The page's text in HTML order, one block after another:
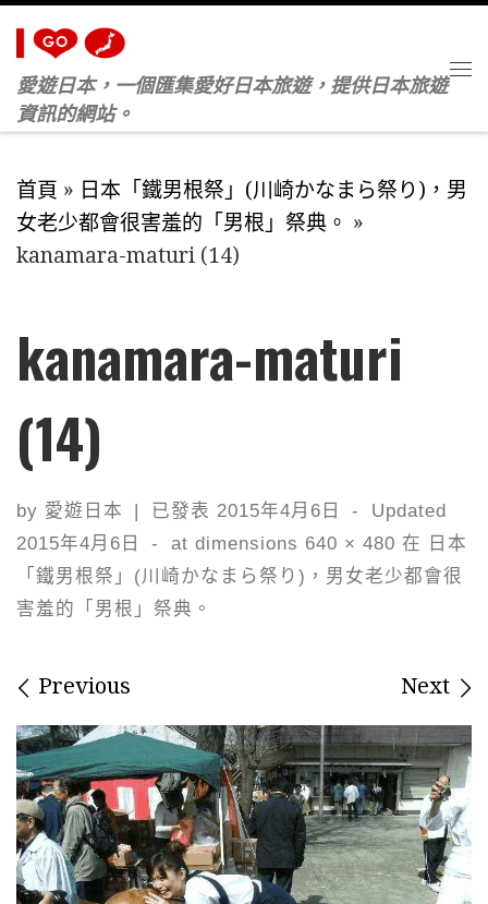
Skip to content
愛遊日本，一個匯集愛好日本旅遊，提供日本旅遊
資訊的網站。
首頁 » 日本「鐵男根祭」(川崎かなまら祭り)，男
女老少都會很害羞的「男根」祭典。 »
kanamara-maturi (14)
kanamara-maturi
(14)
by 愛遊日本 | 已發表 2015年4月6日 -
Updated
2015年4月6日
- at dimensions 640 × 480 在 日本
「鐵男根祭」(川崎かなまら祭り)，男女老少都會很
害羞的「男根」祭典。
Images navigation
Previous Next